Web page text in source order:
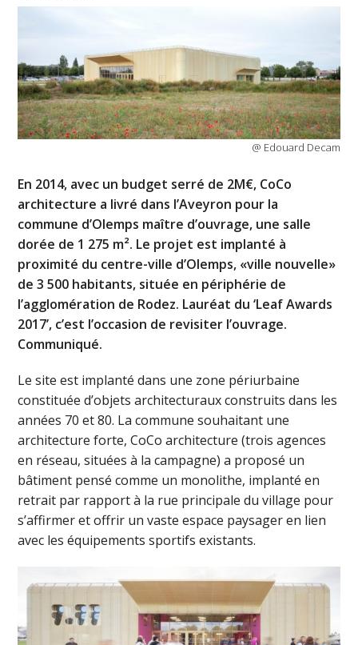
@ Edouard Decam
En 2014, avec un budget serré de 2M€, CoCo
architecture a livré dans l’Aveyron pour la
commune d’Olemps maître d’ouvrage, une salle
dorée de 1 275 m². Le projet est implanté à
proximité du centre-ville d’Olemps, «ville nouvelle»
de 3 500 habitants, située en périphérie de
l’agglomération de Rodez. Lauréat du ‘Leaf Awards
2017’, c’est l’occasion de revisiter l’ouvrage.
Communiqué.
Le site est implanté dans une zone périurbaine
constituée d’objets architecturaux construits dans les
années 70 et 80. La commune souhaitant une
architecture forte, CoCo architecture (trois agences
en réseau, situées à la campagne) a proposé un
bâtiment pensé comme un monolithe, implanté en
retrait par rapport à la rue principale du village pour
s’affirmer et offrir un vaste espace paysager en lien
avec les équipements sportifs existants.